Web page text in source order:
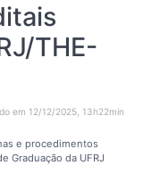
THE-
em 12/12/2025, 13h22min
e procedimentos
Graduação da UFRJ